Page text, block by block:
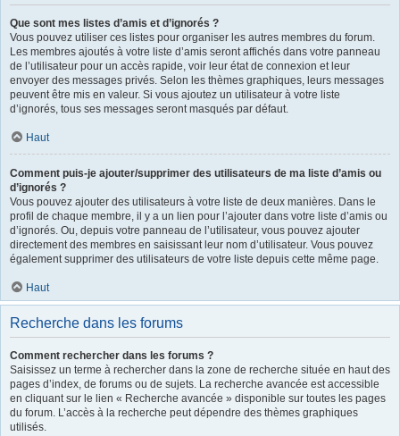
Que sont mes listes d’amis et d’ignorés ?
Vous pouvez utiliser ces listes pour organiser les autres membres du forum.
Les membres ajoutés à votre liste d’amis seront affichés dans votre panneau
de l’utilisateur pour un accès rapide, voir leur état de connexion et leur
envoyer des messages privés. Selon les thèmes graphiques, leurs messages
peuvent être mis en valeur. Si vous ajoutez un utilisateur à votre liste
d’ignorés, tous ses messages seront masqués par défaut.
Haut
Comment puis-je ajouter/supprimer des utilisateurs de ma liste d’amis ou
d’ignorés ?
Vous pouvez ajouter des utilisateurs à votre liste de deux manières. Dans le
profil de chaque membre, il y a un lien pour l’ajouter dans votre liste d’amis ou
d’ignorés. Ou, depuis votre panneau de l’utilisateur, vous pouvez ajouter
directement des membres en saisissant leur nom d’utilisateur. Vous pouvez
également supprimer des utilisateurs de votre liste depuis cette même page.
Haut
Recherche dans les forums
Comment rechercher dans les forums ?
Saisissez un terme à rechercher dans la zone de recherche située en haut des
pages d’index, de forums ou de sujets. La recherche avancée est accessible
en cliquant sur le lien « Recherche avancée » disponible sur toutes les pages
du forum. L’accès à la recherche peut dépendre des thèmes graphiques
utilisés.